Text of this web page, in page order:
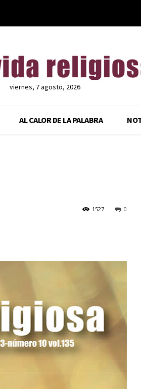
viernes, 7 agosto, 2026
AL CALOR DE LA PALABRA
0
1527